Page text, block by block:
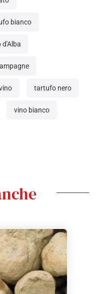
bianco
tartufo nero
vino bianco